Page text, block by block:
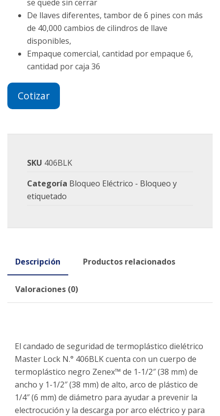
se quede sin cerrar
De llaves diferentes, tambor de 6 pines con más
de 40,000 cambios de cilindros de llave
disponibles,
Empaque comercial, cantidad por empaque 6,
cantidad por caja 36
Cotizar
SKU 406BLK
Categoría Bloqueo Eléctrico - Bloqueo y
etiquetado
Descripción Productos relacionados
Valoraciones (0)
El candado de seguridad de termoplástico dielétrico
Master Lock N.° 406BLK cuenta con un cuerpo de
termoplástico negro Zenex™ de 1-1/2″ (38 mm) de
ancho y 1-1/2″ (38 mm) de alto, arco de plástico de
1/4″ (6 mm) de diámetro para ayudar a prevenir la
electrocución y la descarga por arco eléctrico y para